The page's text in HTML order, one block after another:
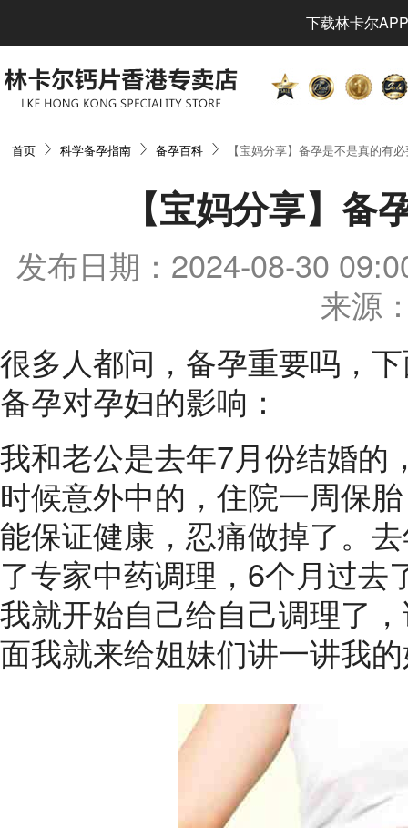
下载林卡尔
首页 科学备孕指南 备孕百科 【宝妈分享】备孕是不是真的有
【宝妈分享】备
发布日期：2024-08-30
来源
很多人都问，备孕重要吗，
备孕对孕妇的影响：
我和老公是去年7月份结婚的
时候意外中的，住院一周保
能保证健康，忍痛做掉了。
了专家中药调理，6个月过
我就开始自己给自己调理了
面我就来给姐妹们讲一讲我